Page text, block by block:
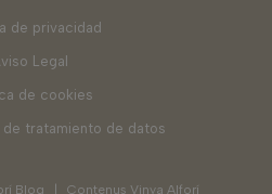
de privacidad
Legal
de cookies
tratamiento de datos
Blog Contenus Vinya Alforí